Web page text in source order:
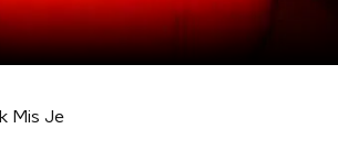
Ik Mis Je